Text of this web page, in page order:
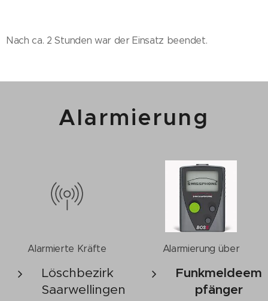
Nach ca. 2 Stunden war der Einsatz beendet.
Alarmierung
Alarmierte Kräfte
Löschbezirk
Saarwellingen
Alarmierung über
Funkmeldeem
pfänger